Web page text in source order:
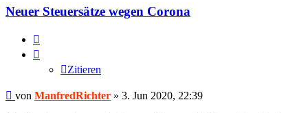
Neuer Steuersätze wegen Corona
Zitieren
Beitrag
von ManfredRichter » 3. Jun 2020, 22:39